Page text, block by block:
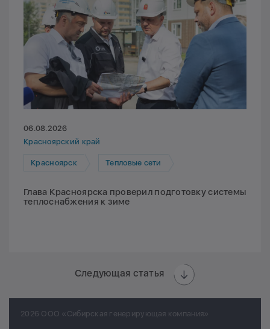
06.08.2026
Красноярский край
Красноярск Тепловые сети
Глава Красноярска проверил подготовку системы
теплоснабжения к зиме
Следующая статья
2026 ООО «Сибирская генерирующая компания»